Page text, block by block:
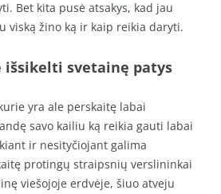
Bet kita pusė atsakys, kad jau
viską žino ką ir kaip reikia daryti.
išsikelti svetainę patys
yra ale perskaitę labai
savo kailiu ką reikia gauti labai
ir nesityčiojant galima
protingų straipsnių verslininkai
viešojoje erdvėje, šiuo atveju